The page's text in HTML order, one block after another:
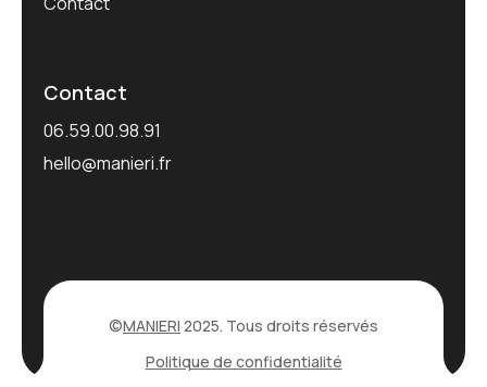
Contact
06.59.00.98.91
hello@manieri.fr
©MANIERI 2025. Tous droits réservés
Politique de confidentialité